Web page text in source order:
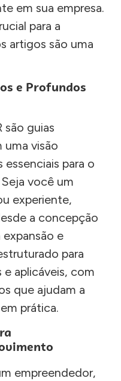
em sua empresa.
para a
artigos são uma
e Profundos
são guias
visão
para o
você um
experiente,
a concepção
e
para
aplicáveis, com
que ajudam a
prática.
empreendedor,